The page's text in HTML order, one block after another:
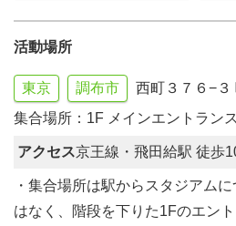
活動場所
東京 調布市 西町３７６−３
集合場所：1F メインエントランス
アクセス京王線・飛田給駅 徒歩
・集合場所は駅からスタジアム
はなく、階段を下りた1Fのエント